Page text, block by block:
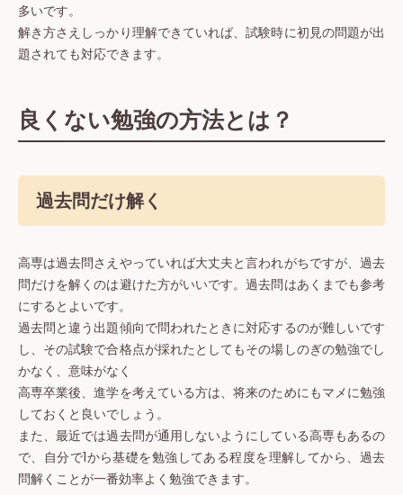
多いです。
解き方さえしっかり理解できていれば、試験時に初見の問題が出
題されても対応できます。
良くない勉強の方法とは？
過去問だけ解く
高専は過去問さえやっていれば大丈夫と言われがちですが、過去
問だけを解くのは避けた方がいいです。過去問はあくまでも参考
にするとよいです。
過去問と違う出題傾向で問われたときに対応するのが難しいです
し、その試験で合格点が採れたとしてもその場しのぎの勉強でし
かなく、意味がなく
高専卒業後、進学を考えている方は、将来のためにもマメに勉強
しておくと良いでしょう。
また、最近では過去問が通用しないようにしている高専もあるの
で、自分で1から基礎を勉強してある程度を理解してから、過去
問解くことが一番効率よく勉強できます。